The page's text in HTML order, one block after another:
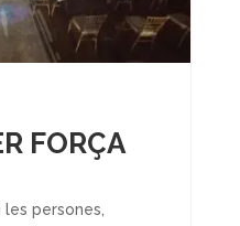
FORÇA
persones,